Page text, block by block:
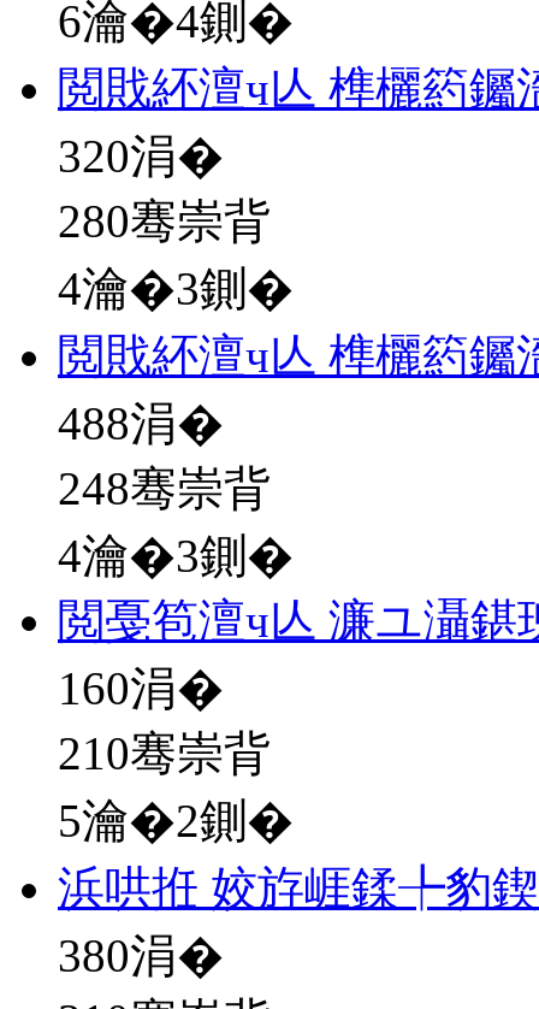
6瀹�4鍘�
閲戝紑澶ч亾 榫欐箹
320涓�
280骞崇背
4瀹�3鍘�
閲戝紑澶ч亾 榫欐箹
488涓�
248骞崇背
4瀹�3鍘�
閲戞笣澶ч亾 濂ユ灄鍖
160涓�
210骞崇背
5瀹�2鍘�
浜哄拰 姣斿崕鍒╄豹
380涓�